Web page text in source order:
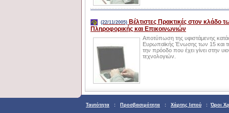
(22/11/2005) Βέλτιστες Πρακτικές στον κλάδο
Πληροφορικής και Επικοινωνιών
Αποτύπωση της υφιστάμενης
Ευρωπαϊκής Ένωσης των 15 και
την πρόοδο που έχει γίνει στην
τεχνολογιών.
Ταυτότητα : Προσβασιμότητα : Χάρτης Ιστού : Όροι